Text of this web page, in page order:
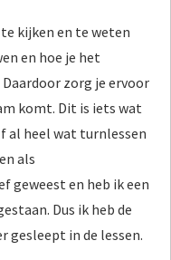
kijken en te weten
en hoe je het
zorg je ervoor
komt. Dit is iets wat
al heel wat turnlessen
als
geweest en heb ik een
Dus ik heb de
gesleept in de lessen.